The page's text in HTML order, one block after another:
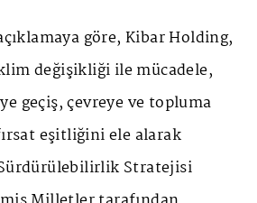
göre, Kibar Holding,
değişikliği ile mücadele,
geçiş, çevreye ve topluma
eşitliğini ele alarak
Stratejisi